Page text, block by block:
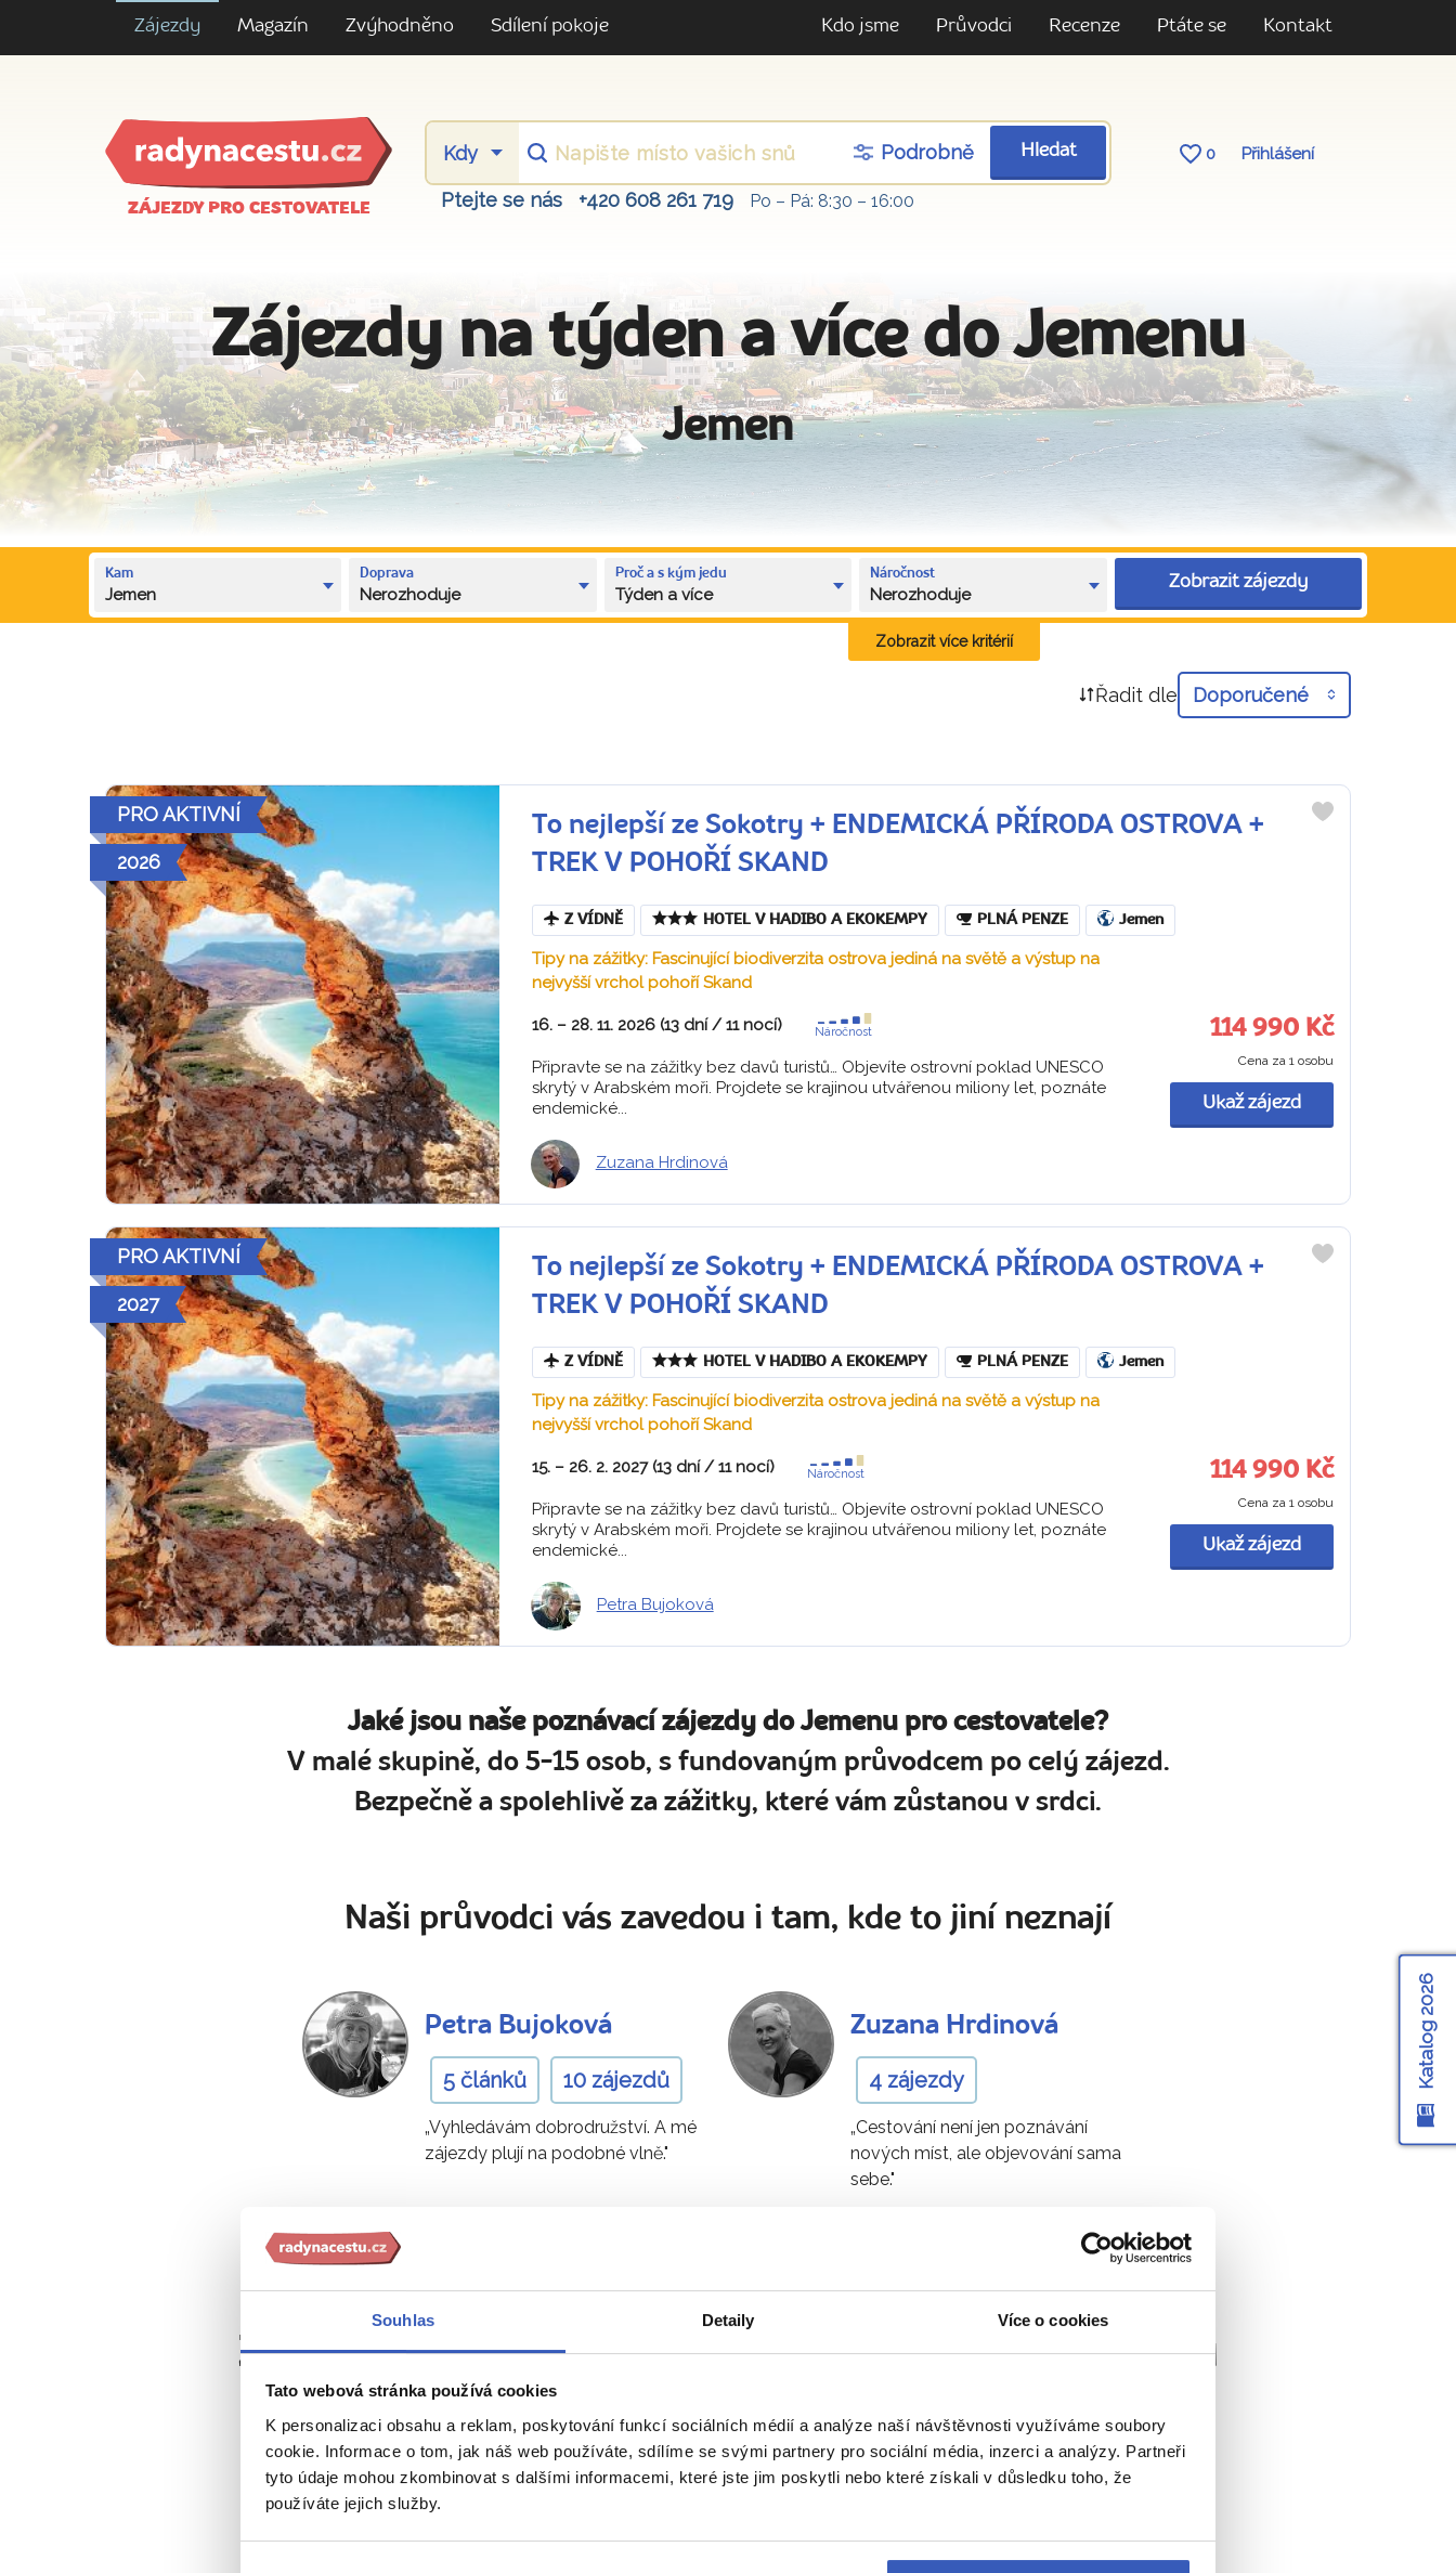
Souhlas Detaily Více o cookies
Tato webová stránka používá cookies
K personalizaci obsahu a reklam, poskytování funkcí sociálních médií a analýze naší návštěvnosti využíváme soubory
cookie. Informace o tom, jak náš web používáte, sdílíme se svými partnery pro sociální média, inzerci a analýzy. Partneři
tyto údaje mohou zkombinovat s dalšími informacemi, které jste jim poskytli nebo které získali v důsledku toho, že
používáte jejich služby.
Zájezdy Magazín Zvýhodněno Sdílení pokoje Kdo jsme Průvodci Recenze Ptáte se Kontakt
ZÁJEZDY PRO CESTOVATELE
Podrobně Hledat 0 Přihlášení
Ptejte se nás +420 608 261 719 Po – Pá: 8:30 – 16:00
Zájezdy na týden a více do Jemenu
Jemen
Kam
Jemen
Doprava
Nerozhoduje
Proč a s kým jedu
Týden a více
Náročnost
Nerozhoduje
Zobrazit zájezdy
Zobrazit více kritérií
Řadit dle Doporučené
PRO AKTIVNÍ
2026
To nejlepší ze Sokotry + ENDEMICKÁ PŘÍRODA OSTROVA +
TREK V POHOŘÍ SKAND
Z VÍDNĚ HOTEL V HADIBO A EKOKEMPY PLNÁ PENZE Jemen
Tipy na zážitky: Fascinující biodiverzita ostrova jediná na světě a výstup na
nejvyšší vrchol pohoří Skand
16. – 28. 11. 2026 (13 dní / 11 nocí) Náročnost
Připravte se na zážitky bez davů turistů… Objevíte ostrovní poklad UNESCO
skrytý v Arabském moři. Projdete se krajinou utvářenou miliony let, poznáte
endemické...
Zuzana Hrdinová
114 990 Kč
Cena za 1 osobu
Ukaž zájezd
PRO AKTIVNÍ
2027
To nejlepší ze Sokotry + ENDEMICKÁ PŘÍRODA OSTROVA +
TREK V POHOŘÍ SKAND
Z VÍDNĚ HOTEL V HADIBO A EKOKEMPY PLNÁ PENZE Jemen
Tipy na zážitky: Fascinující biodiverzita ostrova jediná na světě a výstup na
nejvyšší vrchol pohoří Skand
15. – 26. 2. 2027 (13 dní / 11 nocí) Náročnost
Připravte se na zážitky bez davů turistů… Objevíte ostrovní poklad UNESCO
skrytý v Arabském moři. Projdete se krajinou utvářenou miliony let, poznáte
endemické...
Petra Bujoková
114 990 Kč
Cena za 1 osobu
Ukaž zájezd
Jaké jsou naše poznávací zájezdy do Jemenu pro cestovatele?
V malé skupině, do 5-15 osob, s fundovaným průvodcem po celý zájezd.
Bezpečně a spolehlivě za zážitky, které vám zůstanou v srdci.
Naši průvodci vás zavedou i tam, kde to jiní neznají
Petra Bujoková
5 článků 10 zájezdů
„Vyhledávám dobrodružství. A mé
zájezdy plují na podobné vlně."
Zuzana Hrdinová
4 zájezdy
„Cestování není jen poznávání
nových míst, ale objevování sama
sebe."
Zajímavosti v Jemenu- přímo od našich průvodců
Katalog 2026